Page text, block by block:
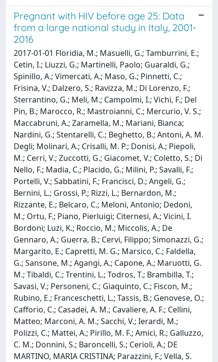
Pregnant with HIV before age 25: Data
from a large national study in Italy, 2001-
2016
2017-01-01 Floridia, M.; Masuelli, G.; Tamburrini, E.;
Cetin, I.; Liuzzi, G.; Martinelli, Paolo; Guaraldi, G.;
Spinillo, A.; Vimercati, A.; Maso, G.; Pinnetti, C.;
Frisina, V.; Dalzero, S.; Ravizza, M.; Di Lorenzo, F.;
Sterrantino, G.; Meli, M.; Campolmi, I.; Vichi, F.; Del
Pin, B.; Marocco, R.; Mastroianni, C.; Mercurio, V. S.;
Maccabruni, A.; Zaramella, M.; Mariani, Bianca;
Nardini, G.; Stentarelli, C.; Beghetto, B.; Antoni, A. M.
Degli; Molinari, A.; Crisalli, M. P.; Donisi, A.; Piepoli,
M.; Cerri, V.; Zuccotti, G.; Giacomet, V.; Coletto, S.; Di
Nello, F.; Madia, C.; Placido, G.; Milini, P.; Savalli, F.;
Portelli, V.; Sabbatini, F.; Francisci, D.; Angeli, G.;
Bernini, L.; Grossi, P.; Rizzi, L.; Bernardon, M.;
Rizzante, E.; Belcaro, C.; Meloni, Antonio; Dedoni,
M.; Ortu, F.; Piano, Pierluigi; Citernesi, A.; Vicini, I.
Bordoni; Luzi, K.; Roccio, M.; Miccolis, A.; De
Gennaro, A.; Guerra, B.; Cervi, Filippo; Simonazzi, G.;
Margarito, E.; Capretti, M. G.; Marsico, C.; Faldella,
G.; Sansone, M.; Agangi, A.; Capone, A.; Maruotti, G.
M.; Tibaldi, C.; Trentini, L.; Todros, T.; Brambilla, T.;
Savasi, V.; Personeni, C.; Giaquinto, C.; Fiscon, M.;
Rubino, E.; Franceschetti, L.; Tassis, B.; Genovese, O.;
Cafforio, C.; Casadei, A. M.; Cavaliere, A. F.; Cellini,
Matteo; Marconi, A. M.; Sacchi, V.; Ierardi, M.;
Polizzi, C.; Mattei, A.; Pirillo, M. F.; Amici, R.; Galluzzo,
C. M.; Donnini, S.; Baroncelli, S.; Cerioli, A.; DE
MARTINO, MARIA CRISTINA; Parazzini, F.; Vella, S.